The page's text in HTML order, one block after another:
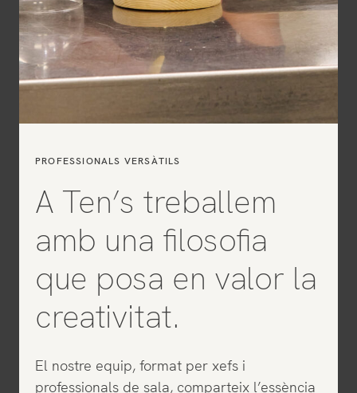
PROFESSIONALS VERSÀTILS
A Ten’s treballem
amb una filosofia
que posa en valor la
creativitat.
El nostre equip, format per xefs i
professionals de sala, comparteix l’essència